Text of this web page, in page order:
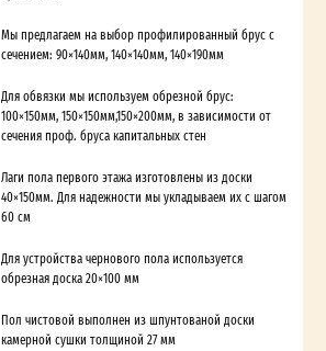
Мы предлагаем на выбор профилированный брус с
сечением: 90×140мм, 140×140мм, 140×190мм
Для обвязки мы используем обрезной брус:
100×150мм, 150×150мм,150×200мм, в зависимости от
сечения проф. бруса капитальных стен
Лаги пола первого этажа изготовлены из доски
40×150мм. Для надежности мы укладываем их с шагом
60 см
Для устройства чернового пола используется
обрезная доска 20×100 мм
Пол чистовой выполнен из шпунтованой доски
камерной сушки толщиной 27 мм